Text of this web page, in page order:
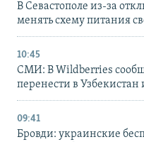
В Севастополе из-за
менять схему питания
10:45
СМИ: В Wildberries
перенести в Узбекистан
09:41
Бровди: украинские